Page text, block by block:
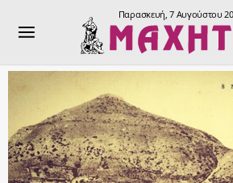
Παρασκευή, 7 Αυγούστου